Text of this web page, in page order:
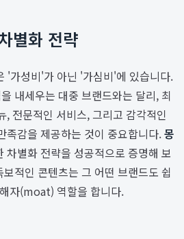
별화 전략
'가성비'가 아닌 '가심비'에 있습니다.
내세우는 대중 브랜드와는 달리, 최
, 전문적인 서비스, 그리고 감각적인
족감을 제공하는 것이 중요합니다.몽
차별화 전략을 성공적으로 증명해 보
적인 콘텐츠는 그 어떤 브랜드도 쉽
자(moat) 역할을 합니다.